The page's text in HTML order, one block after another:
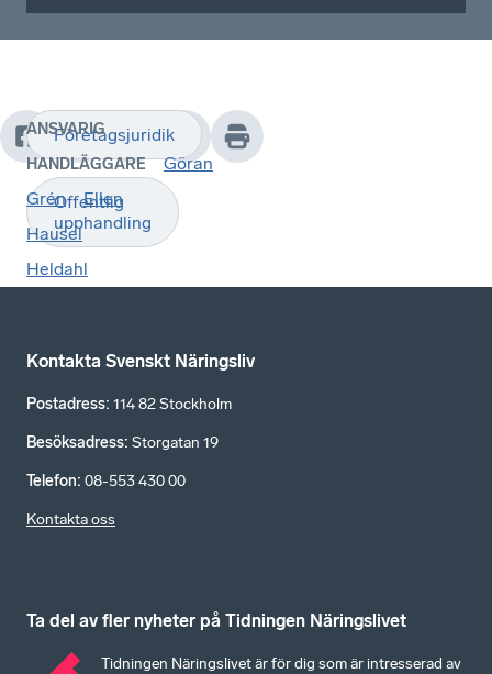
Företagsjuridik
Offentlig
upphandling
ANSVARIG
HANDLÄGGARE
Göran
Grén
Ellen
Hausel
Heldahl
Kontakta Svenskt Näringsliv
Postadress: 114 82 Stockholm
Besöksadress: Storgatan 19
Telefon: 08-553 430 00
Kontakta oss
Ta del av fler nyheter på Tidningen Näringslivet
Tidningen Näringslivet är för dig som är intresserad av